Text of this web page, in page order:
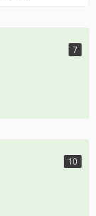
7
10